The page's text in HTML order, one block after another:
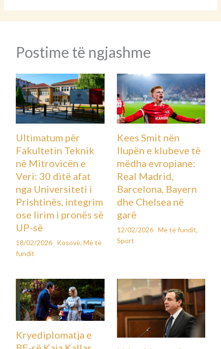
Në anën tjetër policia përmes raportit 24 orësh bëri të ditur
mund të kenë shërbyer për kultivimin e bimëve narkotike.
kapacitet të lartë për ndriçim dhe ngrohje, kabllo elektrike,
qese të zbrazëta plastike, role plastike dhe një DVR që
regjistronte pamjet nga kamerat e sigurisë.
jashtë gjykatës ku po gjykohet
vrasësi i boksierit kosovar,
Besar Nimani
Leave a Comment Botë,